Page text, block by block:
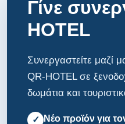
Γίνε
HOTEL
Συνεργαστείτε μαζί
QR-HOTEL σε
δωμάτια και
✓
Νέο προϊόν για